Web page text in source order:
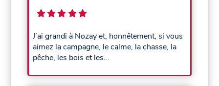
J’ai grandi à Nozay et, honnêtement, si vous
aimez la campagne, le calme, la chasse, la
pêche, les bois et les...